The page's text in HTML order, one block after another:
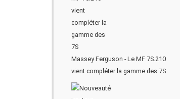
Massey Ferguson - Le MF 7S.210
vient compléter la gamme des 7S